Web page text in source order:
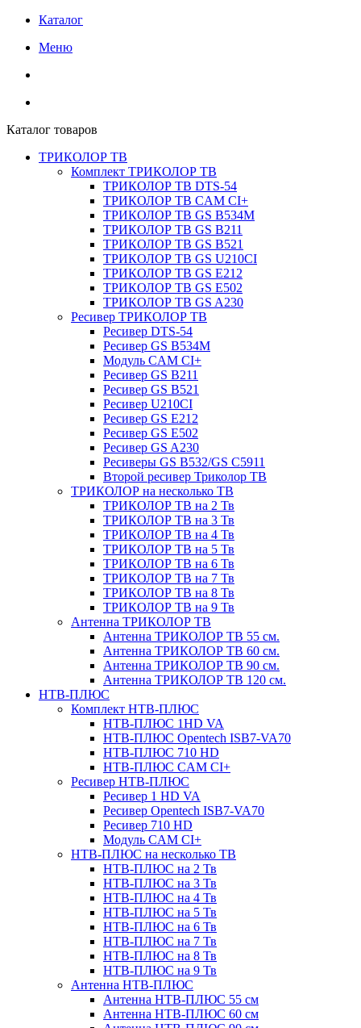
Каталог
Меню
Каталог товаров
ТРИКОЛОР ТВ
Комплект ТРИКОЛОР ТВ
ТРИКОЛОР ТВ DTS-54
ТРИКОЛОР ТВ CAM CI+
ТРИКОЛОР ТВ GS B534M
ТРИКОЛОР ТВ GS B211
ТРИКОЛОР ТВ GS B521
ТРИКОЛОР ТВ GS U210CI
ТРИКОЛОР ТВ GS E212
ТРИКОЛОР ТВ GS E502
ТРИКОЛОР ТВ GS A230
Ресивер ТРИКОЛОР ТВ
Ресивер DTS-54
Ресивер GS B534M
Модуль CAM CI+
Ресивер GS B211
Ресивер GS B521
Ресивер U210CI
Ресивер GS E212
Ресивер GS E502
Ресивер GS A230
Ресиверы GS B532/GS C5911
Второй ресивер Триколор ТВ
ТРИКОЛОР на несколько ТВ
ТРИКОЛОР ТВ на 2 Тв
ТРИКОЛОР ТВ на 3 Тв
ТРИКОЛОР ТВ на 4 Тв
ТРИКОЛОР ТВ на 5 Тв
ТРИКОЛОР ТВ на 6 Тв
ТРИКОЛОР ТВ на 7 Тв
ТРИКОЛОР ТВ на 8 Тв
ТРИКОЛОР ТВ на 9 Тв
Антенна ТРИКОЛОР ТВ
Антенна ТРИКОЛОР ТВ 55 см.
Антенна ТРИКОЛОР ТВ 60 см.
Антенна ТРИКОЛОР ТВ 90 см.
Антенна ТРИКОЛОР ТВ 120 см.
НТВ-ПЛЮС
Комплект НТВ-ПЛЮС
НТВ-ПЛЮС 1HD VA
НТВ-ПЛЮС Opentech ISB7-VA70
НТВ-ПЛЮС 710 HD
НТВ-ПЛЮС CAM CI+
Ресивер НТВ-ПЛЮС
Ресивер 1 HD VA
Ресивер Opentech ISB7-VA70
Ресивер 710 HD
Модуль CAM CI+
НТВ-ПЛЮС на несколько ТВ
НТВ-ПЛЮС на 2 Тв
НТВ-ПЛЮС на 3 Тв
НТВ-ПЛЮС на 4 Тв
НТВ-ПЛЮС на 5 Тв
НТВ-ПЛЮС на 6 Тв
НТВ-ПЛЮС на 7 Тв
НТВ-ПЛЮС на 8 Тв
НТВ-ПЛЮС на 9 Тв
Антенна НТВ-ПЛЮС
Антенна НТВ-ПЛЮС 55 см
Антенна НТВ-ПЛЮС 60 см